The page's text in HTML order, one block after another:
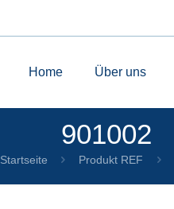
Home Über uns
901002
Startseite Produkt REF